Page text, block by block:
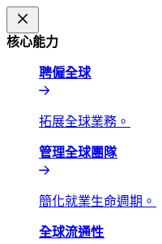
核心能力​​
聘僱全球​​
拓展全球業務。​​
管理全球團隊​​
簡化就業生命週期。​​
全球流通性​​